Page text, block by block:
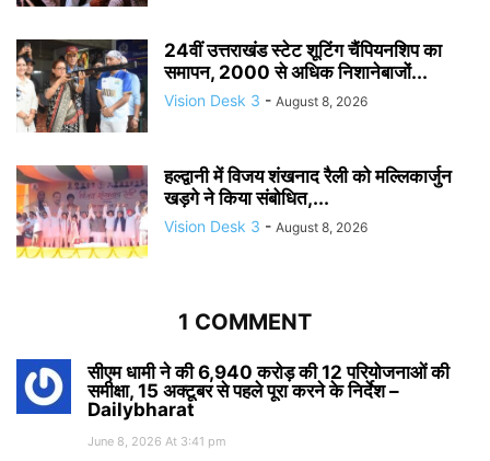
24वीं उत्तराखंड स्टेट शूटिंग चैंपियनशिप का
समापन, 2000 से अधिक निशानेबाजों...
Vision Desk 3 - August 8, 2026
हल्द्वानी में विजय शंखनाद रैली को मल्लिकार्जुन
खड़गे ने किया संबोधित,...
Vision Desk 3 - August 8, 2026
1 COMMENT
सीएम धामी ने की 6,940 करोड़ की 12 परियोजनाओं की
समीक्षा, 15 अक्टूबर से पहले पूरा करने के निर्देश –
Dailybharat
June 8, 2026 At 3:41 pm